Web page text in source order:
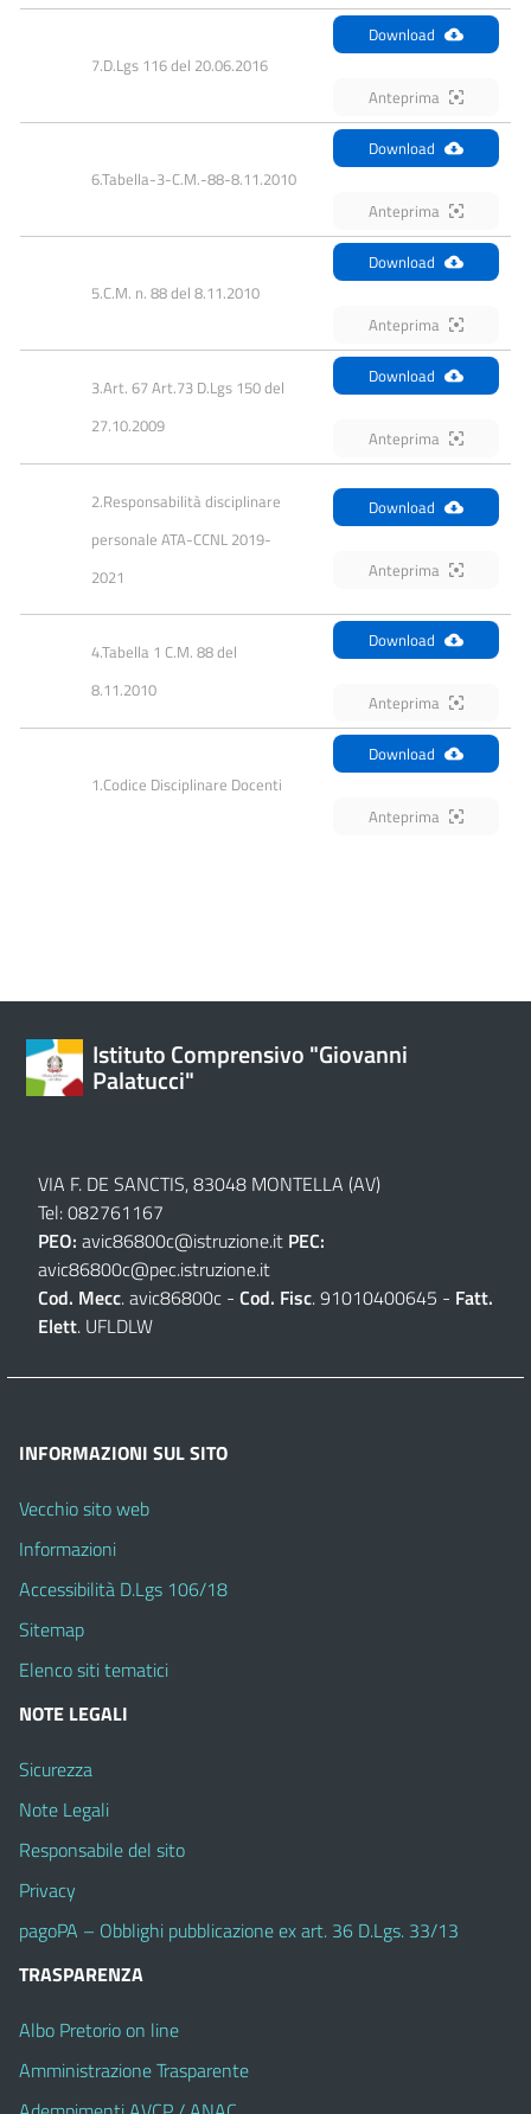
7.D.Lgs 116 del 20.06.2016
Download
Anteprima
6.Tabella-3-C.M.-88-8.11.2010
Download
Anteprima
5.C.M. n. 88 del 8.11.2010
Download
Anteprima
3.Art. 67 Art.73 D.Lgs 150 del
27.10.2009
Download
Anteprima
2.Responsabilità disciplinare
personale ATA-CCNL 2019-
2021
Download
Anteprima
4.Tabella 1 C.M. 88 del
8.11.2010
Download
Anteprima
1.Codice Disciplinare Docenti
Download
Anteprima
Istituto Comprensivo "Giovanni
Palatucci"
VIA F. DE SANCTIS, 83048 MONTELLA (AV)
Tel: 082761167
PEO: avic86800c@istruzione.it PEC:
avic86800c@pec.istruzione.it
Cod. Mecc. avic86800c - Cod. Fisc. 91010400645 - Fatt.
Elett. UFLDLW
INFORMAZIONI SUL SITO
Vecchio sito web
Informazioni
Accessibilità D.Lgs 106/18
Sitemap
Elenco siti tematici
NOTE LEGALI
Sicurezza
Note Legali
Responsabile del sito
Privacy
pagoPA – Obblighi pubblicazione ex art. 36 D.Lgs. 33/13
TRASPARENZA
Albo Pretorio on line
Amministrazione Trasparente